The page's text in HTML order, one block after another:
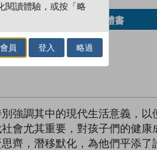
借閱實體書
強調其中的現代生活意義，
會尤其重要，對孩子們的健
齊，潛移默化，為他們平添
閱讀體驗，或按「略
員 登入 略過